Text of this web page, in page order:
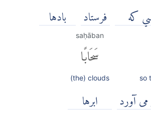
كه فرستاد بادها
so
آورد
saḥāban
سَحَابًا
(the) clouds
ابرها